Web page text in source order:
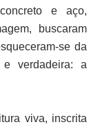
e aço,
buscaram
se da
e verdadeira: a
viva, inscrita